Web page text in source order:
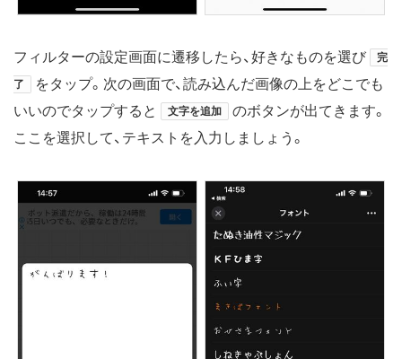
フィルターの設定画面に遷移したら、好きなものを選び 完
了
をタップ。次の画面で、読み込んだ画像の上をどこでも
いいのでタップすると
文字を追加
のボタンが出てきます。
ここを選択して、テキストを入力しましょう。